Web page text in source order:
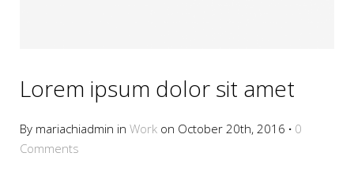
Lorem ipsum dolor sit amet
By mariachiadmin in Work on October 20th, 2016 · 0
Comments